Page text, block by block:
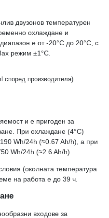
двузонов температурен
охлаждане и
е от -20°C до 20°C, с
режим ±1°C.
според производителя)
и е пригоден за
При охлаждане (4°C)
Wh/24h (≈0.67 Ah/h), а при
Wh/24h (≈2.6 Ah/h).
(околната температура
на работа е до 39 ч.
входове за